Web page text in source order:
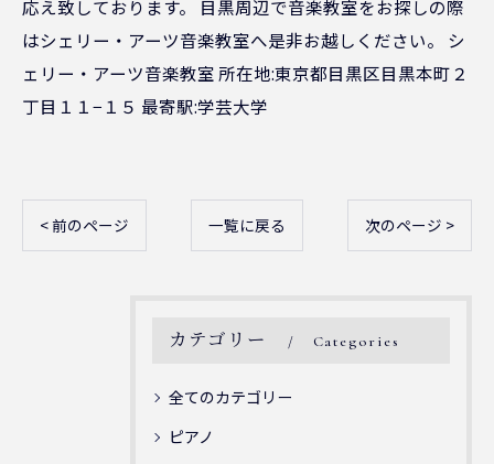
応え致しております。 目黒周辺で音楽教室をお探しの際
はシェリー・アーツ音楽教室へ是非お越しください。 シ
ェリー・アーツ音楽教室 所在地:東京都目黒区目黒本町２
丁目１１−１５ 最寄駅:学芸大学
< 前のページ 一覧に戻る 次のページ >
カテゴリー Categories
全てのカテゴリー
ピアノ